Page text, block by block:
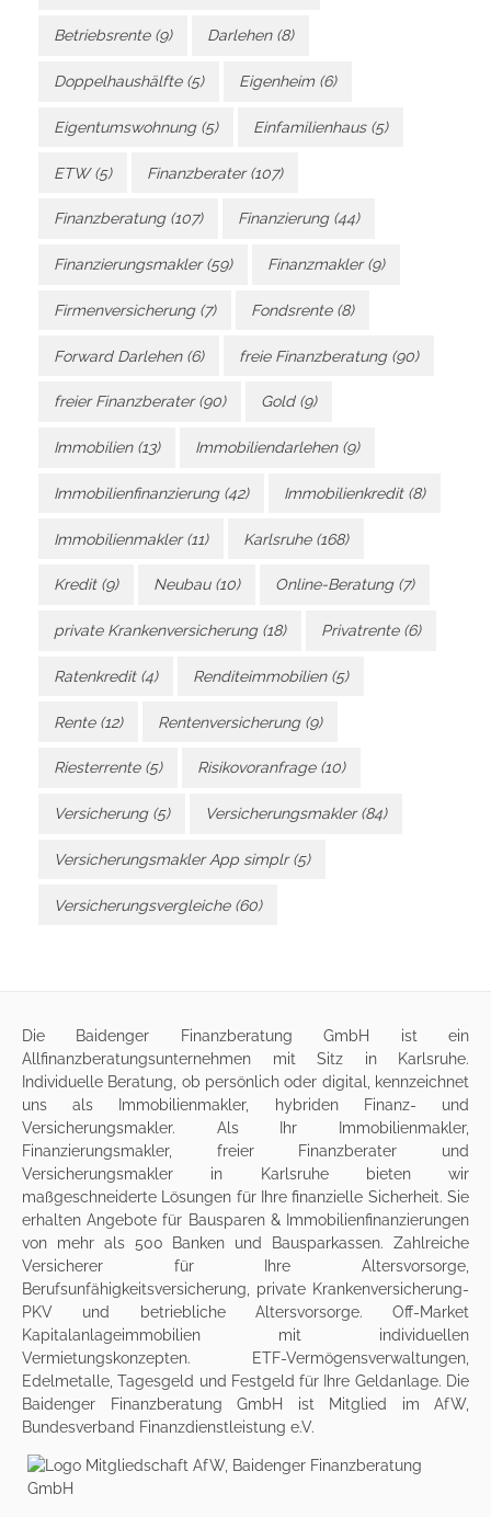
Betriebsrente(9) Darlehen(8)
Doppelhaushälfte(5) Eigenheim(6)
Eigentumswohnung(5) Einfamilienhaus(5)
ETW(5) Finanzberater(107)
Finanzberatung(107) Finanzierung(44)
Finanzierungsmakler(59) Finanzmakler(9)
Firmenversicherung(7) Fondsrente(8)
Forward Darlehen(6) freie Finanzberatung(90)
freier Finanzberater(90) Gold(9)
Immobilien(13) Immobiliendarlehen(9)
Immobilienfinanzierung(42) Immobilienkredit(8)
Immobilienmakler(11) Karlsruhe(168)
Kredit(9) Neubau(10) Online-Beratung(7)
private Krankenversicherung(18) Privatrente(6)
Ratenkredit(4) Renditeimmobilien(5)
Rente(12) Rentenversicherung(9)
Riesterrente(5) Risikovoranfrage(10)
Versicherung(5) Versicherungsmakler(84)
Versicherungsmakler App simplr(5)
Versicherungsvergleiche(60)
Die Baidenger Finanzberatung GmbH
ist ein
Allfinanzberatungsunternehmen mit Sitz in Karlsruhe.
Individuelle Beratung, ob persönlich oder digital, kennzeichnet
uns als
Immobilienmakler, hybriden Finanz- und
Versicherungsmakler. Als Ihr Immobilienmakler,
Finanzierungsmakler, freier Finanzberater und
Versicherungsmakler in Karlsruhe bieten wir
maßgeschneiderte Lösungen für Ihre finanzielle Sicherheit. Sie
erhalten Angebote für Bausparen& Immobilienfinanzierungen
von mehr als 500 Banken und Bausparkassen. Zahlreiche
Versicherer für Ihre Altersvorsorge
Berufsunfähigkeitsversicherung
private Krankenversicherung-
PKV und betriebliche Altersvorsorge. Off-Market
Kapitalanlageimmobilien mit individuellen
Vermietungskonzepten. ETF-Vermögensverwaltungen,
Edelmetalle, Tagesgeld und Festgeld für Ihre Geldanlage. Die
Baidenger Finanzberatung GmbH ist Mitglied im AfW,
Bundesverband Finanzdienstleistung e.V.